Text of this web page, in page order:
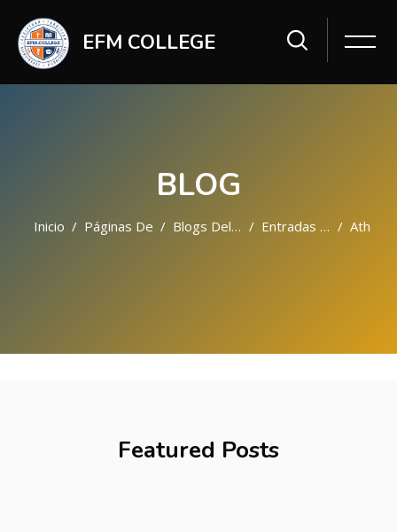
EFM COLLEGE
BLOG
Inicio Páginas Del Sitio Blogs Del Sitio Entradas Del Blog Ath
Featured Posts